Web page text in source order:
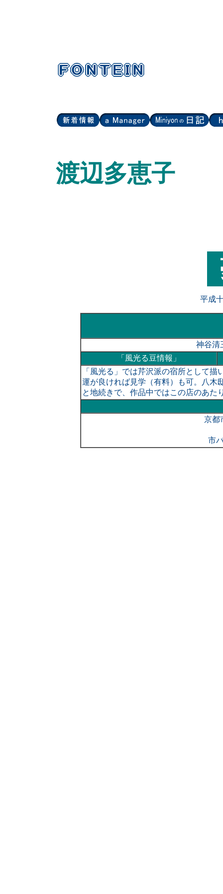
渡辺多恵子
平成
神谷清
「風光る豆情報」
「風光る」では芹沢派の宿所として
運が良ければ見学（有料）も可。八
と地続きで、作品中ではこの店のあた
京都
市